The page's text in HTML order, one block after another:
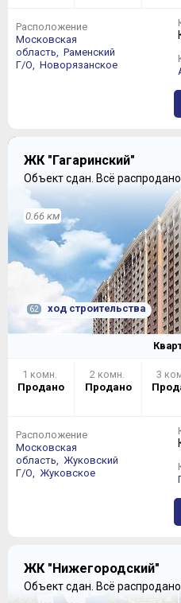
Следующая по рангу
метров больше, имеет два
действительно
большей степенью
двухкомнатной квартирой:
Самая большая
«евро» вполне может
из них занимает всю
блок, так и
кухней.
Расположение
Московская
область,
Раменский
Г/О,
Новорязанское
ЖК "Гагаринский"
Объект сдан. Всё распродано.
0.66 км
62 ход строительства
1 комн.
Продано
2 комн.
Продано
3
Расположение
Московская
область,
Жуковский
Г/О,
Жуковское
ЖК "Нижегородский"
Объект сдан. Всё распродано.